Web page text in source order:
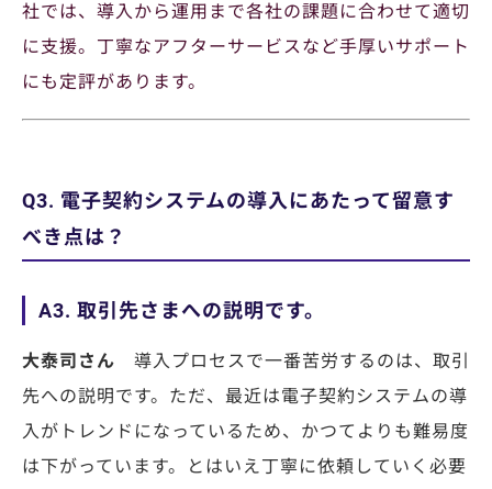
社では、導入から運用まで各社の課題に合わせて適切
に支援。丁寧なアフターサービスなど手厚いサポート
にも定評があります。
Q3. 電子契約システムの導入にあたって留意す
べき点は？
A3. 取引先さまへの説明です。
大泰司さん 導入プロセスで一番苦労するのは、取引
先への説明です。ただ、最近は電子契約システムの導
入がトレンドになっているため、かつてよりも難易度
は下がっています。とはいえ丁寧に依頼していく必要